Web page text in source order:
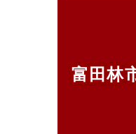
富田林